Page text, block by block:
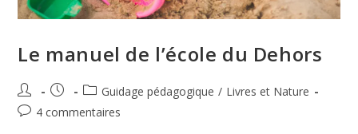
Le manuel de l’école du Dehors
Guidage pédagogique / Livres et Nature
4 commentaires